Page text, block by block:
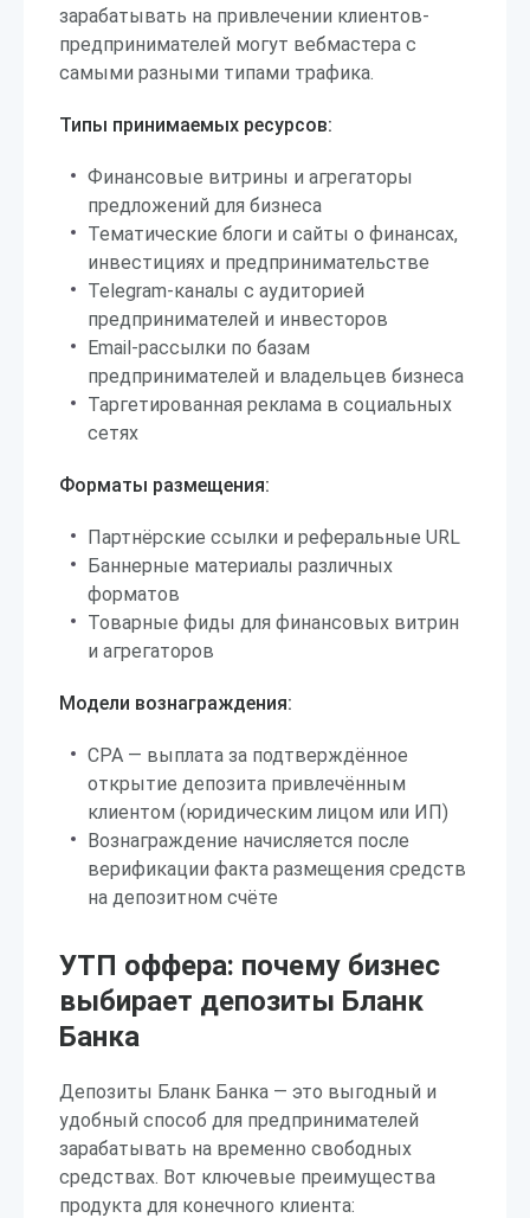
зарабатывать на привлечении клиентов-
предпринимателей могут вебмастера с
самыми разными типами трафика.
Типы принимаемых ресурсов:
Финансовые витрины и агрегаторы
предложений для бизнеса
Тематические блоги и сайты о финансах,
инвестициях и предпринимательстве
Telegram-каналы с аудиторией
предпринимателей и инвесторов
Email-рассылки по базам
предпринимателей и владельцев бизнеса
Таргетированная реклама в социальных
сетях
Форматы размещения:
Партнёрские ссылки и реферальные URL
Баннерные материалы различных
форматов
Товарные фиды для финансовых витрин
и агрегаторов
Модели вознаграждения:
CPA — выплата за подтверждённое
открытие депозита привлечённым
клиентом (юридическим лицом или ИП)
Вознаграждение начисляется после
верификации факта размещения средств
на депозитном счёте
УТП оффера: почему бизнес
выбирает депозиты Бланк
Банка
Депозиты Бланк Банка — это выгодный и
удобный способ для предпринимателей
зарабатывать на временно свободных
средствах. Вот ключевые преимущества
продукта для конечного клиента: